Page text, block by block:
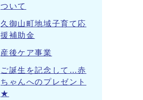
ついて
久御山町地域子育て応
援補助金
産後ケア事業
ご誕生を記念して…赤
ちゃんへのプレゼント
★